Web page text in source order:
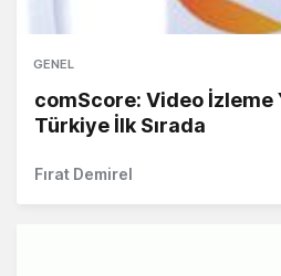
GENEL
comScore: Video İzleme
Türkiye İlk Sırada
Fırat Demirel